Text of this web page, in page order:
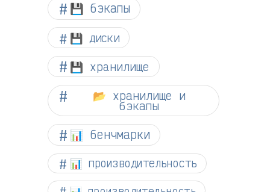
💾 бэкапы
💾 диски
💾 хранилище
📂 хранилище и
бэкапы
📊 бенчмарки
📊 производительность